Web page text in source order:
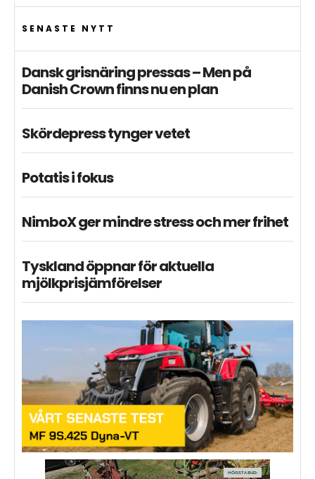
SENASTE NYTT
Dansk grisnäring pressas – Men på
Danish Crown finns nu en plan
Skördepress tynger vetet
Potatis i fokus
NimboX ger mindre stress och mer frihet
Tyskland öppnar för aktuella
mjölkprisjämförelser